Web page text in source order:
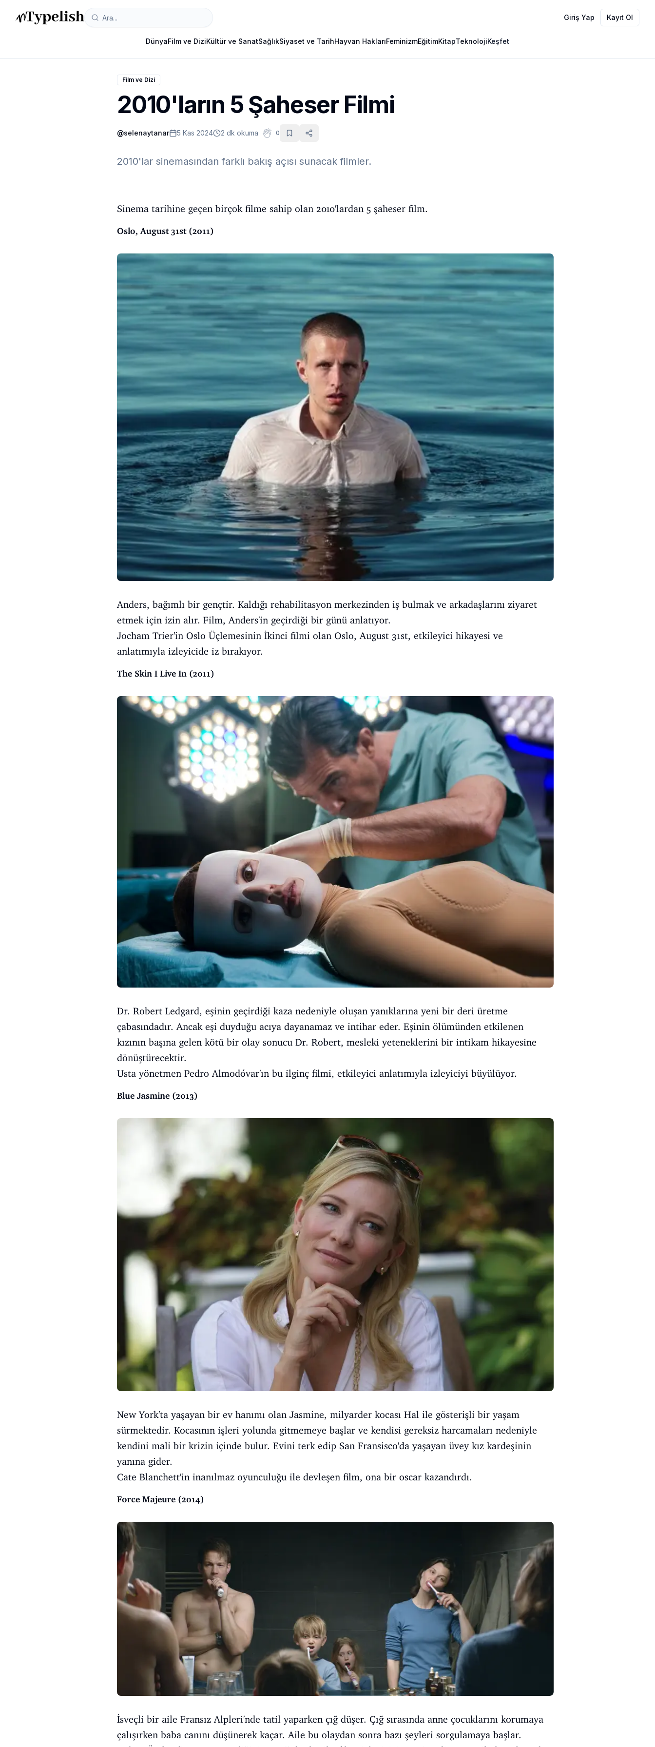
Giriş Yap Kayıt Ol
DünyaFilm ve DiziKültür ve SanatSağlıkSiyaset ve TarihHayvan HaklarıFeminizmEğitimKitapTeknolojiKeşfet
Film ve Dizi
2010'ların 5 Şaheser Filmi
@selenaytanar 5 Kas 2024 2 dk okuma 0
2010'lar sinemasından farklı bakış açısı sunacak filmler.
Sinema tarihine geçen birçok filme sahip olan 2010'lardan 5 şaheser film.
Oslo, August 31st (2011)
Anders, bağımlı bir gençtir. Kaldığı rehabilitasyon merkezinden iş bulmak ve arkadaşlarını ziyaret
etmek için izin alır. Film, Anders'in geçirdiği bir günü anlatıyor.
Jocham Trier'in Oslo Üçlemesinin İkinci filmi olan Oslo, August 31st, etkileyici hikayesi ve
anlatımıyla izleyicide iz bırakıyor.
The Skin I Live In (2011)
Dr. Robert Ledgard, eşinin geçirdiği kaza nedeniyle oluşan yanıklarına yeni bir deri üretme
çabasındadır. Ancak eşi duyduğu acıya dayanamaz ve intihar eder. Eşinin ölümünden etkilenen
kızının başına gelen kötü bir olay sonucu Dr. Robert, mesleki yeteneklerini bir intikam hikayesine
dönüştürecektir.
Usta yönetmen Pedro Almodóvar'ın bu ilginç filmi, etkileyici anlatımıyla izleyiciyi büyülüyor.
Blue Jasmine (2013)
New York'ta yaşayan bir ev hanımı olan Jasmine, milyarder kocası Hal ile gösterişli bir yaşam
sürmektedir. Kocasının işleri yolunda gitmemeye başlar ve kendisi gereksiz harcamaları nedeniyle
kendini mali bir krizin içinde bulur. Evini terk edip San Fransisco'da yaşayan üvey kız kardeşinin
yanına gider.
Cate Blanchett'in inanılmaz oyunculuğu ile devleşen film, ona bir oscar kazandırdı.
Force Majeure (2014)
İsveçli bir aile Fransız Alpleri'nde tatil yaparken çığ düşer. Çığ sırasında anne çocuklarını korumaya
çalışırken baba canını düşünerek kaçar. Aile bu olaydan sonra bazı şeyleri sorgulamaya başlar.